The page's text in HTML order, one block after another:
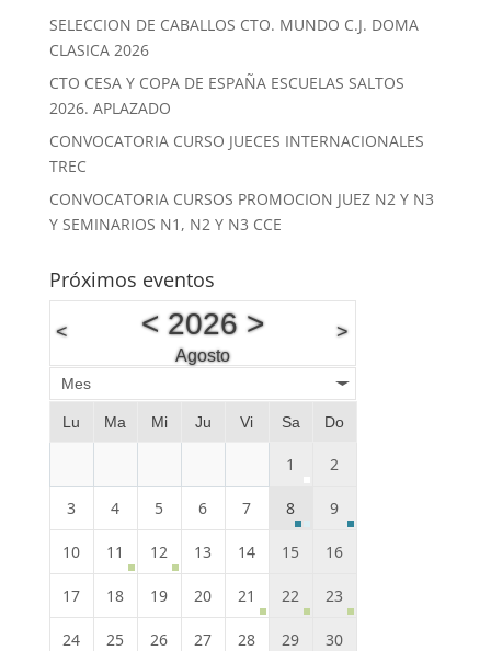
SELECCION DE CABALLOS CTO. MUNDO C.J. DOMA
CLASICA 2026
CTO CESA Y COPA DE ESPAÑA ESCUELAS SALTOS
2026. APLAZADO
CONVOCATORIA CURSO JUECES INTERNACIONALES
TREC
CONVOCATORIA CURSOS PROMOCION JUEZ N2 Y N3
Y SEMINARIOS N1, N2 Y N3 CCE
Próximos eventos
< < 2026>
Agosto
>
Mes
Lu Ma Mi Ju Vi Sa Do
1 2
3 4 5 6 7 8 9
10 11 12 13 14 15 16
17 18 19 20 21 22 23
24 25 26 27 28 29 30